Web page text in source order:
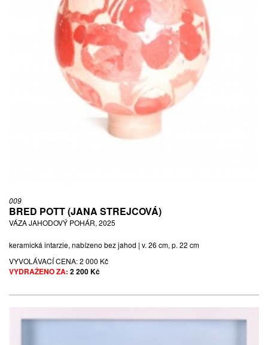
009
BRED POTT (JANA STREJCOVÁ)
VÁZA JAHODOVÝ POHÁR, 2025
keramická intarzie, nabízeno bez jahod | v. 26 cm, p. 22 cm
VYVOLÁVACÍ CENA:2 000 Kč
VYDRAŽENO ZA: 2 200 Kč